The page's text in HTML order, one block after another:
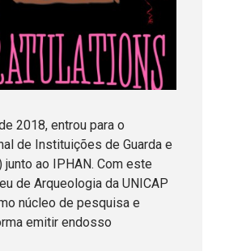
2018, entrou para o
de Instituições de Guarda e
junto ao IPHAN. Com este
de Arqueologia da UNICAP
núcleo de pesquisa e
emitir endosso